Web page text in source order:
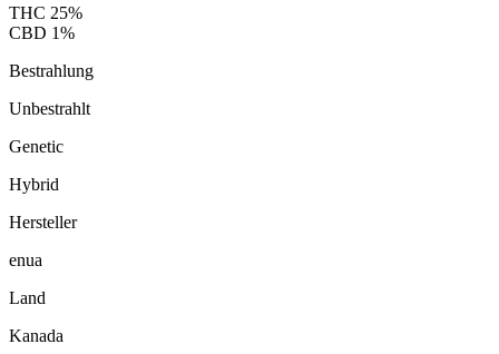
THC 25%
CBD 1%
Bestrahlung
Unbestrahlt
Genetic
Hybrid
Hersteller
enua
Land
Kanada